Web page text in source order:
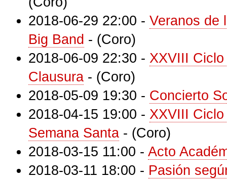
2018-06-29 22:00 - Veranos de
Big Band - (Coro)
2018-06-09 22:30 - XXVIII
Clausura - (Coro)
2018-05-09 19:30 - Concierto
2018-04-15 19:00 - XXVIII
Semana Santa - (Coro)
2018-03-15 11:00 - Acto
2018-03-11 18:00 - Pasión